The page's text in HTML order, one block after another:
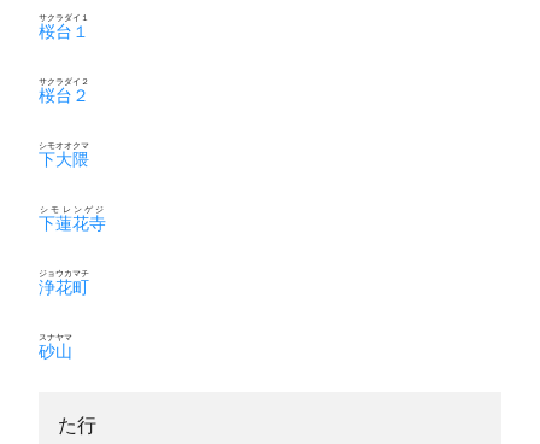
桜台１
サクラダイ１
桜台２
サクラダイ２
下大隈
シモオオクマ
下蓮花寺
シモレンゲジ
浄花町
ジョウカマチ
砂山
スナヤマ
た行